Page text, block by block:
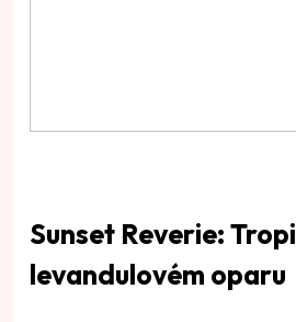
Sunset Reverie:
levandulovém oparu